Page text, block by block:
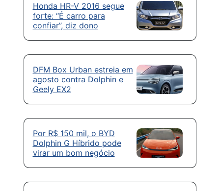
Honda HR-V 2016 segue
forte: “É carro para
confiar”, diz dono
DFM Box Urban estreia em
agosto contra Dolphin e
Geely EX2
Por R$ 150 mil, o BYD
Dolphin G Híbrido pode
virar um bom negócio